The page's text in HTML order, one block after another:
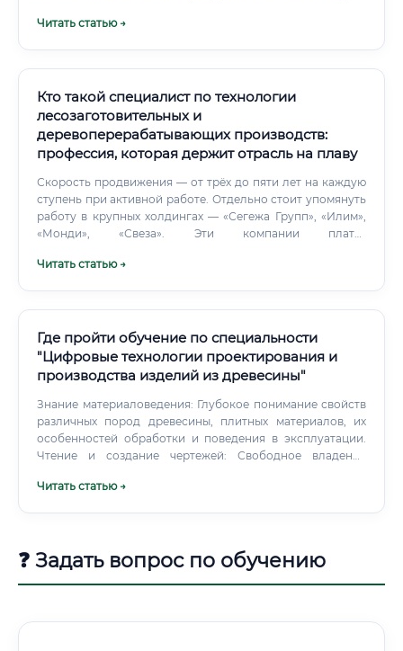
планирования рубок до восстановления, защиты,
лесопользование, соблюдая законодательство,
стандарты сертификации и требования промышленной
безопасности.
Читать статью →
Кто такой специалист по технологии
лесозаготовительных и
деревоперерабатывающих производств:
профессия, которая держит отрасль на плаву
Скорость продвижения — от трёх до пяти лет на каждую
ступень при активной работе. Отдельно стоит упомянуть
работу в крупных холдингах — «Сегежа Групп», «Илим»,
«Монди», «Свеза». Эти компании платят
социальный пакет и реальные возможности для
Читать статью →
Где пройти обучение по специальности
"Цифровые технологии проектирования и
производства изделий из древесины"
Знание материаловедения: Глубокое понимание свойств
различных пород древесины, плитных материалов, их
особенностей обработки и поведения в эксплуатации.
Чтение и создание чертежей: Свободное владение
документации).
Читать статью →
❓ Задать вопрос по обучению